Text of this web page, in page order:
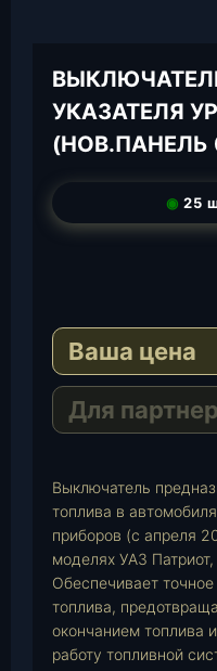
УКАЗАТЕЛЯ
(НОВ.ПАНЕЛЬ
◉ 25
e
r
a
m
a
s
A
p
a
i
l
Ваша цена
Для
Выключатель
топлива в
приборов (с апреля
моделях УАЗ
Обеспечивает
топлива,
окончанием топлива
работу топливной